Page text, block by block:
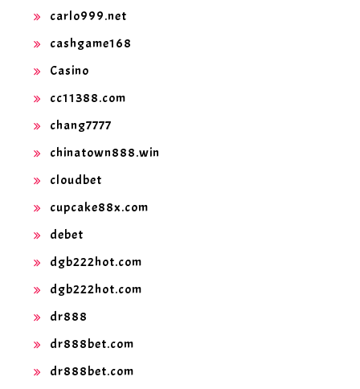
carlo999.net
cashgame168
Casino
cc11388.com
chang7777
chinatown888.win
cloudbet
cupcake88x.com
debet
dgb222hot.com
dgb222hot.com
dr888
dr888bet.com
dr888bet.com